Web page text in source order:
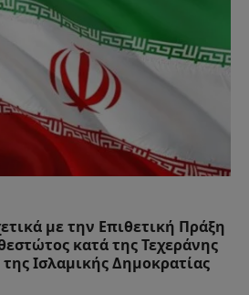
με την Επιθετική Πράξη
κατά της Τεχεράνης
Ισλαμικής Δημοκρατίας